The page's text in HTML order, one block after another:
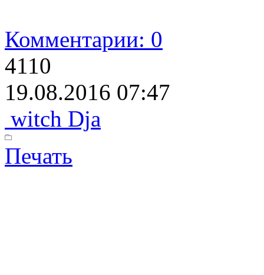
Комментарии: 0
4110
19.08.2016 07:47
witch Dja
Печать